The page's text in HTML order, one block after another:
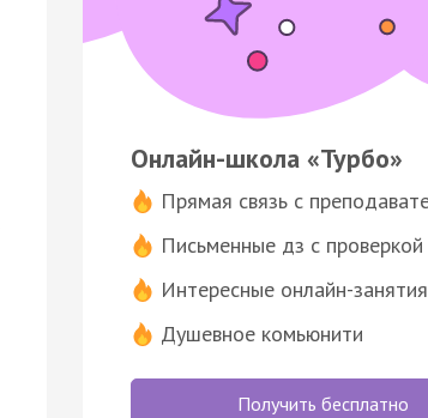
Онлайн-школа «Турбо»
Прямая связь с
Письменные дз с проверкой
Интересные онлайн-занятия
Душевное комьюнити
Получить бесплатно